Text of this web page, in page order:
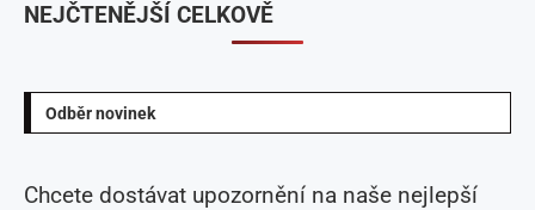
Odběr novinek
Chcete dostávat upozornění na naše nejlepší
NEJČTENĚJŠÍ CELKOVĚ